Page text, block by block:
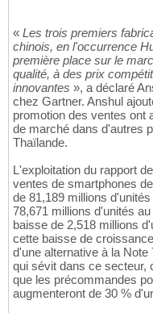
« Les trois premiers
chinois, en l'occurrence
première place sur le
qualité, à des prix
innovantes », a déclaré
chez Gartner. Anshul
promotion des ventes ont
de marché dans d'autres
Thaïlande.
L'exploitation du rapport
ventes de smartphones
de 81,189 millions
78,671 millions d'unités
baisse de 2,518 millions
cette baisse de
d'une alternative à la
qui sévit dans ce secteur,
que les précommandes
augmenteront de 30 %